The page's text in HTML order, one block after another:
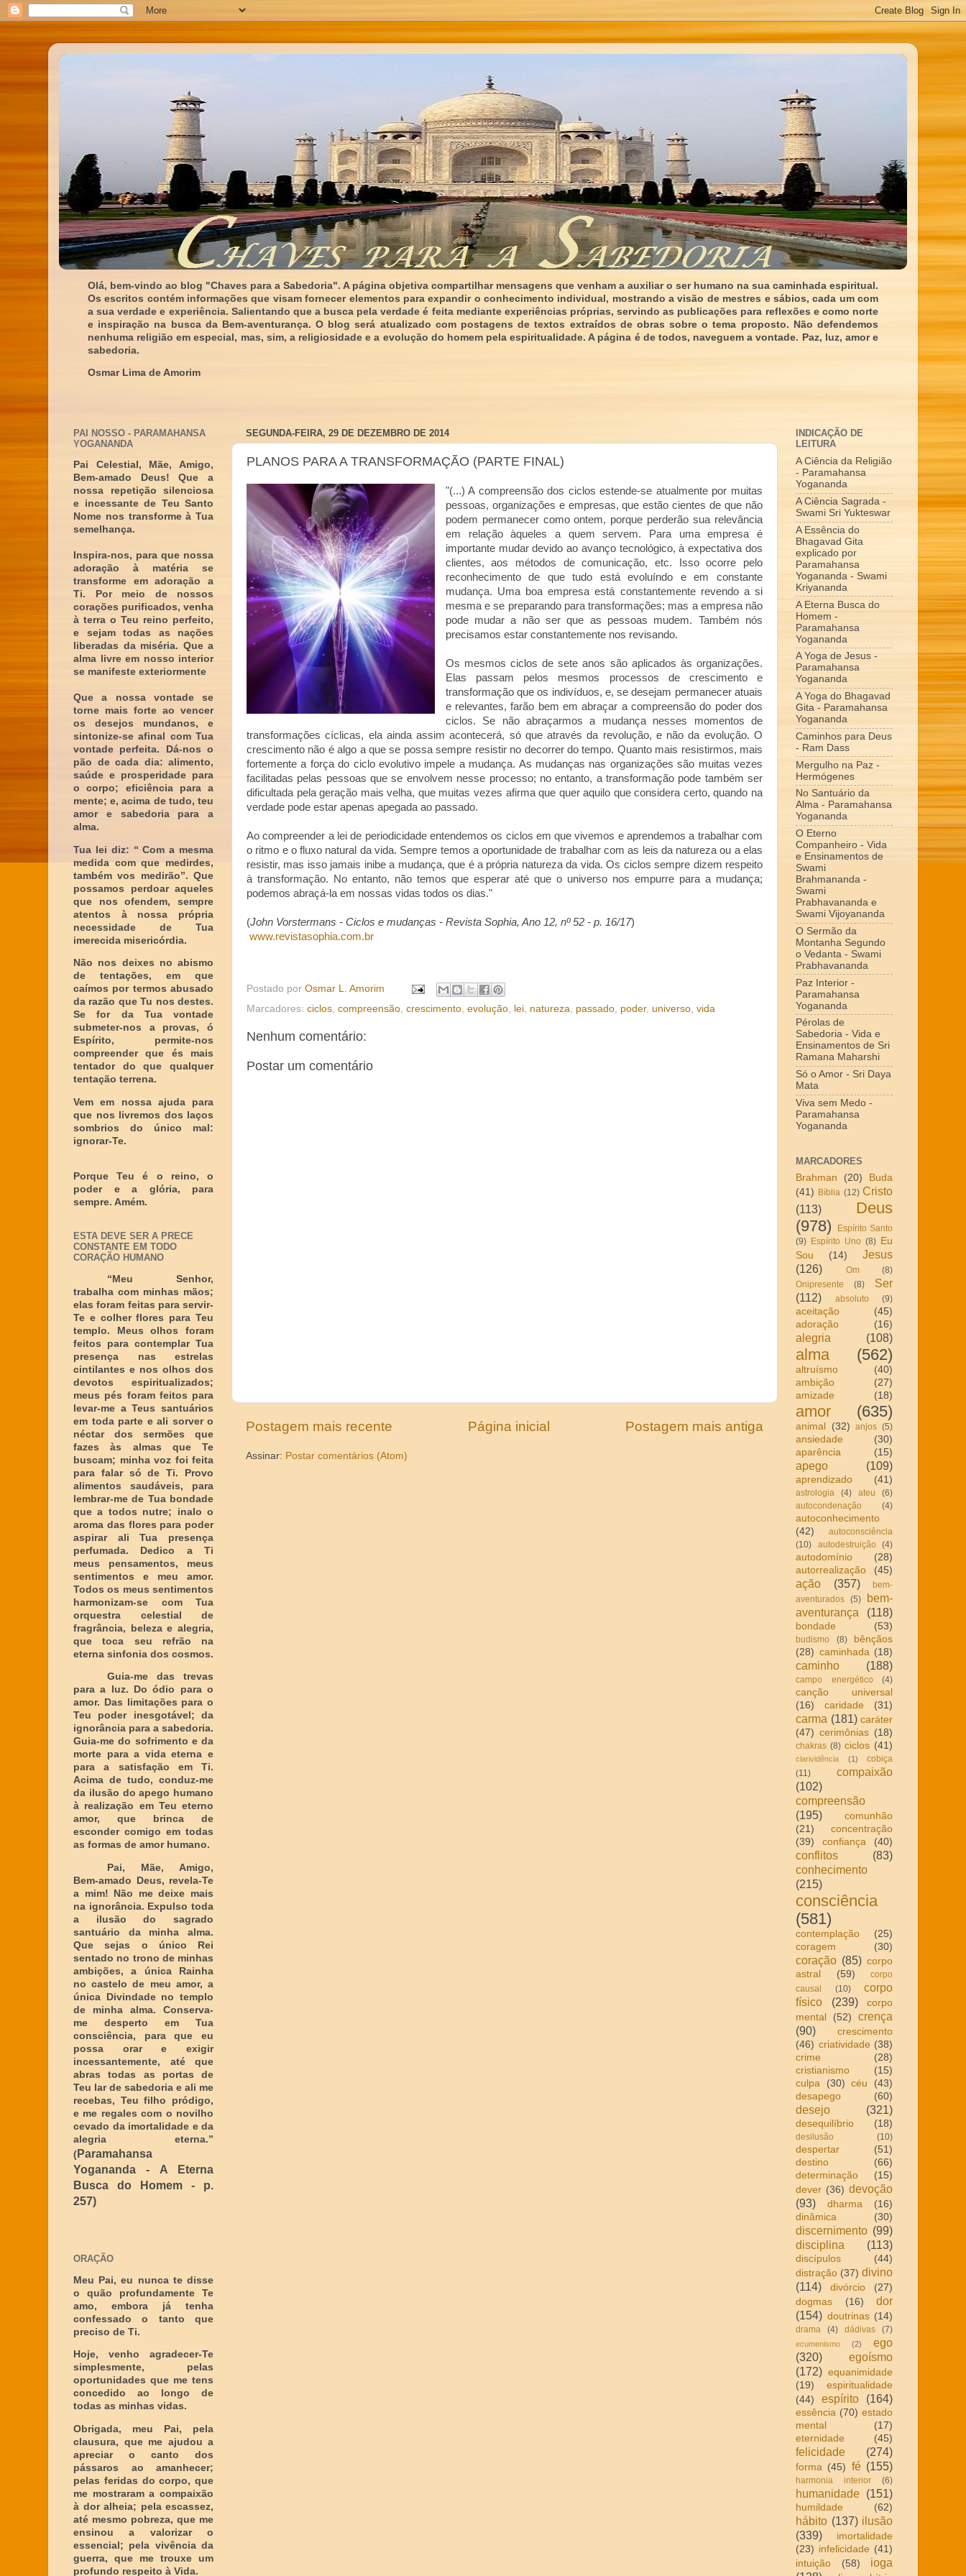
Olá, bem-vindo ao blog "Chaves para a Sabedoria". A página objetiva compartilhar mensagens que venham a auxiliar o ser humano na sua caminhada espiritual.
Os escritos contém informações que visam fornecer elementos para expandir o conhecimento individual, mostrando a visão de mestres e sábios, cada um com
a sua verdade e experiência. Salientando que a busca pela verdade é feita mediante experiências próprias, servindo as publicações para reflexões e como norte
e inspiração na busca da Bem-aventurança. O blog será atualizado com postagens de textos extraídos de obras sobre o tema proposto. Não defendemos
nenhuma religião em especial, mas, sim, a religiosidade e a evolução do homem pela espiritualidade. A página é de todos, naveguem a vontade. Paz, luz, amor e
sabedoria.
Osmar Lima de Amorim
SEGUNDA-FEIRA, 29 DE DEZEMBRO DE 2014
PLANOS PARA A TRANSFORMAÇÃO (PARTE FINAL)
"(...) A compreensão dos ciclos estende-se atualmente por muitas
pessoas, organizações e empresas, que estão cientes de que não
podem permanecer como ontem, porque perderão sua relevância
em relação àqueles a quem servem. Para uma empresa é
importante mudar devido ao avanço tecnológico, à expectativa dos
clientes, aos métodos de comunicação, etc. Isso ocorre pelo
reconhecimento de que tudo está evoluíndo e em constante
mudança. Uma boa empresa está constantemente revendo a si
mesma e se preparando para transformações; mas a empresa não
pode mudar a não ser que as pessoas mudem. Também nós
precisamos estar constantemente nos revisando.
Os mesmos ciclos de sete anos são aplicados às organizações.
Elas passam pelos mesmos processos de crescimento e
transformação que os indivíduos, e, se desejam permanecer atuais
e relevantes, farão bem em abraçar a compreensão do poder dos
ciclos. Se não abraçarmos a mudança nesses momentos de
transformações cíclicas, ela ainda assim acontecerá, só que através da revolução, e não da evolução. O
crescimento não é algo a que se possa sempre resistir no decorrer do tempo. Quanto mais resistirmos, mais
fortemente a força do ciclo evolutivo impele a mudança. As mudanças nas organizações são muitas vezes
facilitadas pelas pessoas que se envolvem nesse processo; no entanto, a transformação pode também ser
dificultada pela geração mais velha, que muitas vezes afirma que quer aquilo que considera certo, quando na
verdade pode estar apenas apegada ao passado.
Ao compreender a lei de periodicidade entendemos os ciclos em que vivemos e aprendemos a trabalhar com
o ritmo e o fluxo natural da vida. Sempre temos a oportunidade de trabalhar com as leis da natureza ou a elas
resistir, mas isso jamais inibe a mudança, que é a própria natureza da vida. Os ciclos sempre dizem respeito
à transformação. No entanto, não temos que esperar até que o universo nos empurre para a mudança;
podemos abraçá-la em nossas vidas todos os dias."
(John Vorstermans - Ciclos e mudanças - Revista Sophia, Ano 12, nº 52 - p. 16/17)
www.revistasophia.com.br
Postado por Osmar L. Amorim
Marcadores: ciclos compreensão crescimento evolução lei natureza passado poder, universo vida
Nenhum comentário:
Postar um comentário
Postagem mais recente Postagem mais antiga
Página inicial
Assinar: Postar comentários (Atom)
PAI NOSSO - PARAMAHANSA
YOGANANDA
Pai Celestial, Mãe, Amigo,
Bem-amado Deus! Que a
nossa repetição silenciosa
e incessante de Teu Santo
Nome nos transforme à Tua
semelhança.
Inspira-nos, para que nossa
adoração à matéria se
transforme em adoração a
Ti. Por meio de nossos
corações purificados, venha
à terra o Teu reino perfeito,
e sejam todas as nações
liberadas da miséria. Que a
alma livre em nosso interior
se manifeste exteriormente
Que a nossa vontade se
torne mais forte ao vencer
os desejos mundanos, e
sintonize-se afinal com Tua
vontade perfeita. Dá-nos o
pão de cada dia: alimento,
saúde e prosperidade para
o corpo; eficiência para a
mente; e, acima de tudo, teu
amor e sabedoria para a
alma.
Tua lei diz: “ Com a mesma
medida com que medirdes,
também vos medirão”. Que
possamos perdoar aqueles
que nos ofendem, sempre
atentos à nossa própria
necessidade de Tua
imerecida misericórdia.
Não nos deixes no abismo
de tentações, em que
caímos por termos abusado
da razão que Tu nos destes.
Se for da Tua vontade
submeter-nos a provas, ó
Espírito, permite-nos
compreender que és mais
tentador do que qualquer
tentação terrena.
Vem em nossa ajuda para
que nos livremos dos laços
sombrios do único mal:
ignorar-Te.
Porque Teu é o reino, o
poder e a glória, para
sempre. Amém.
ESTA DEVE SER A PRECE
CONSTANTE EM TODO
CORAÇÃO HUMANO
“Meu Senhor,
trabalha com minhas mãos;
elas foram feitas para servir-
Te e colher flores para Teu
templo. Meus olhos foram
feitos para contemplar Tua
presença nas estrelas
cintilantes e nos olhos dos
devotos espiritualizados;
meus pés foram feitos para
levar-me a Teus santuários
em toda parte e ali sorver o
néctar dos sermões que
fazes às almas que Te
buscam; minha voz foi feita
para falar só de Ti. Provo
alimentos saudáveis, para
lembrar-me de Tua bondade
que a todos nutre; inalo o
aroma das flores para poder
aspirar ali Tua presença
perfumada. Dedico a Ti
meus pensamentos, meus
sentimentos e meu amor.
Todos os meus sentimentos
harmonizam-se com Tua
orquestra celestial de
fragrância, beleza e alegria,
que toca seu refrão na
eterna sinfonia dos cosmos.
Guia-me das trevas
para a luz. Do ódio para o
amor. Das limitações para o
Teu poder inesgotável; da
ignorância para a sabedoria.
Guia-me do sofrimento e da
morte para a vida eterna e
para a satisfação em Ti.
Acima de tudo, conduz-me
da ilusão do apego humano
à realização em Teu eterno
amor, que brinca de
esconder comigo em todas
as formas de amor humano.
Pai, Mãe, Amigo,
Bem-amado Deus, revela-Te
a mim! Não me deixe mais
na ignorância. Expulso toda
a ilusão do sagrado
santuário da minha alma.
Que sejas o único Rei
sentado no trono de minhas
ambições, a única Rainha
no castelo de meu amor, a
única Divindade no templo
de minha alma. Conserva-
me desperto em Tua
consciência, para que eu
possa orar e exigir
incessantemente, até que
abras todas as portas de
Teu lar de sabedoria e ali me
recebas, Teu filho pródigo,
e me regales com o novilho
cevado da imortalidade e da
alegria eterna.”
( Paramahansa
Yogananda - A Eterna
Busca do Homem - p.
257)
ORAÇÃO
Meu Pai, eu nunca te disse
o quão profundamente Te
amo, embora já tenha
confessado o tanto que
preciso de Ti.
Hoje, venho agradecer-Te
simplesmente, pelas
oportunidades que me tens
concedido ao longo de
todas as minhas vidas.
Obrigada, meu Pai, pela
clausura, que me ajudou a
apreciar o canto dos
pássaros ao amanhecer;
pelas feridas do corpo, que
me mostraram a compaixão
à dor alheia; pela escassez,
até mesmo pobreza, que me
ensinou a valorizar o
essencial; pela vivência da
guerra, que me trouxe um
profundo respeito à Vida.
INDICAÇÃO DE
LEITURA
A Ciência da Religião
- Paramahansa
Yogananda
A Ciência Sagrada -
Swami Sri Yukteswar
A Essência do
Bhagavad Gita
explicado por
Paramahansa
Yogananda - Swami
Kriyananda
A Eterna Busca do
Homem -
Paramahansa
Yogananda
A Yoga de Jesus -
Paramahansa
Yogananda
A Yoga do Bhagavad
Gita - Paramahansa
Yogananda
Caminhos para Deus
- Ram Dass
Mergulho na Paz -
Hermógenes
No Santuário da
Alma - Paramahansa
Yogananda
O Eterno
Companheiro - Vida
e Ensinamentos de
Swami
Brahmananda -
Swami
Prabhavananda e
Swami Vijoyananda
O Sermão da
Montanha Segundo
o Vedanta - Swami
Prabhavananda
Paz Interior -
Paramahansa
Yogananda
Pérolas de
Sabedoria - Vida e
Ensinamentos de Sri
Ramana Maharshi
Só o Amor - Sri Daya
Mata
Viva sem Medo -
Paramahansa
Yogananda
MARCADORES
Brahman
(20)
Buda
(41) Bíblia (12) Cristo
(113)
Deus
(978)
Espírito Santo
(9) Espírito Uno (8) Eu
Sou
(14)
Jesus
(126)
Om
(8)
Onipresente
(8)
Ser
(112)
absoluto (9)
aceitação
(45)
adoração
(16)
alegria (108)
alma (562)
altruísmo
(40)
ambição
(27)
amizade
(18)
amor (635)
animal (32) anjos (5)
ansiedade
(30)
aparência
(15)
apego (109)
aprendizado (41)
astrologia (4) ateu
(6)
autocondenação
(4)
autoconhecimento
(42)
autoconsciência
(10)
autodestruição (4)
autodomínio
(28)
autorrealização
(45)
ação (357)
bem-
aventurados (5)
bem-
aventurança
(118)
bondade (53)
budismo (8)
bênçãos
(28) caminhada (18)
caminho (188)
campo energético (4)
canção universal
(16)
caridade (31)
carma (181) caráter
(47) cerimônias (18)
chakras (8) ciclos (41)
clarividência (1)
cobiça
(11)
compaixão
(102)
compreensão
(195)
comunhão
(21)
concentração
(39)
confiança (40)
conflitos
(83)
conhecimento
(215)
consciência
(581)
contemplação
(25)
coragem
(30)
coração (85) corpo
astral
(59)
corpo
causal
(10)
corpo
físico
(239)
corpo
mental
(52)
crença
(90)
crescimento
(46) criatividade (38)
crime
(28)
cristianismo
(15)
culpa
(30) céu
(43)
desapego
(60)
desejo (321)
desequilíbrio (18)
desilusão (10)
despertar
(51)
destino
(66)
determinação
(15)
dever (36) devoção
(93)
dharma
(16)
dinâmica
(30)
discernimento (99)
disciplina
(113)
discípulos
(44)
distração (37) divino
(114)
divórcio
(27)
dogmas
(16)
dor
(154) doutrinas (14)
drama (4) dádivas (7)
ecumenismo (2)
ego
(320)
egoísmo
(172) equanimidade
(19)
espiritualidade
(44)
espírito (164)
essência (70) estado
mental
(17)
eternidade
(45)
felicidade (274)
forma (45) fé (155)
harmonia interior (6)
humanidade (151)
humildade (62)
hábito (137) ilusão
(339)
imortalidade
(23) infelicidade (41)
intuição
(58)
ioga